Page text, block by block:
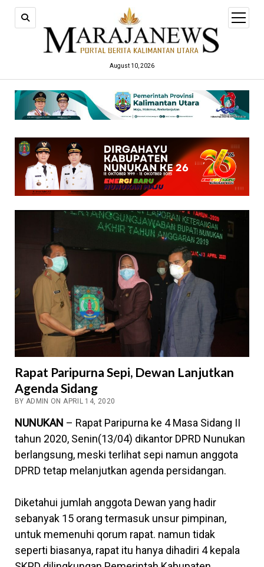
August 10, 2026
open
menu
Rapat Paripurna Sepi, Dewan Lanjutkan
Agenda Sidang
BY ADMIN ON APRIL 14, 2020
NUNUKAN – Rapat Paripurna ke 4 Masa Sidang II
tahun 2020, Senin(13/04) dikantor DPRD Nunukan
berlangsung, meski terlihat sepi namun anggota
DPRD tetap melanjutkan agenda persidangan.
Diketahui jumlah anggota Dewan yang hadir
sebanyak 15 orang termasuk unsur pimpinan,
untuk memenuhi qorum rapat. namun tidak
seperti biasanya, rapat itu hanya dihadiri 4 kepala